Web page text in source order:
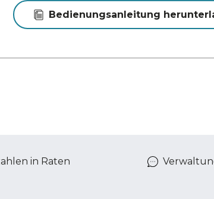
Bedienungsanleitung
in Raten